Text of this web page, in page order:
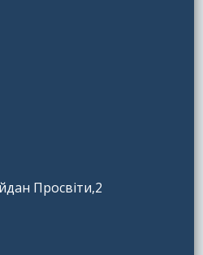
Просвіти,2